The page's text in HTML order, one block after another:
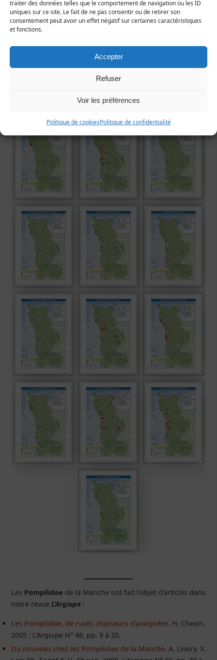
traiter des données telles que le comportement de navigation ou les ID
uniques sur ce site. Le fait de ne pas consentir ou de retirer son
consentement peut avoir un effet négatif sur certaines caractéristiques
et fonctions.
Accepter
Refuser
Voir les préférences
Politique de cookiesPolitique de confidentialité
Les Pompilidae de la Manche ont fait l’objet d’articles dans
notre revue L’Argiope:
Les Pompilidae, de rusés chasseurs d’araignées. H. Chevin,
2005 : L’Argiope N° 48, pp. 9 à 20.
Du nouveau chez les Pompilidae de la Manche. A. Livory, X.